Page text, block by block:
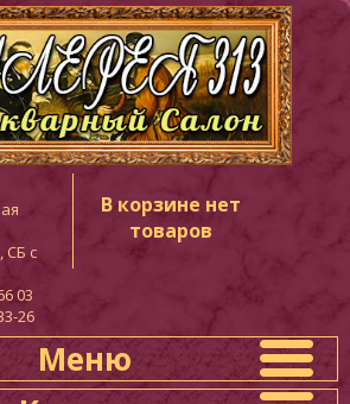
СБ с
03
26
В корзине нет
товаров
Меню